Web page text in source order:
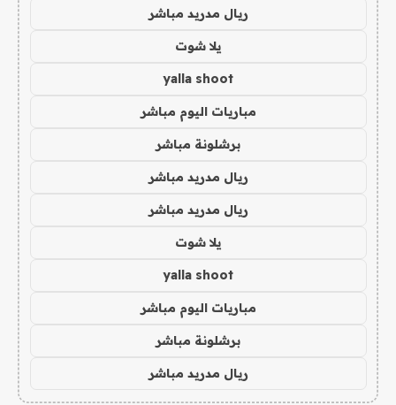
ريال مدريد مباشر
يلا شوت
yalla shoot
مباريات اليوم مباشر
برشلونة مباشر
ريال مدريد مباشر
ريال مدريد مباشر
يلا شوت
yalla shoot
مباريات اليوم مباشر
برشلونة مباشر
ريال مدريد مباشر